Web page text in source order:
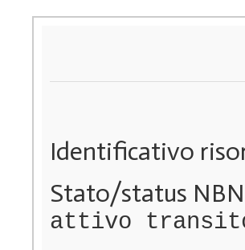
Identificativo
Stato/status
attivo